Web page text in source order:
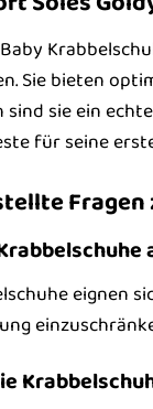
Sie bieten
sind sie ein
für seine
eignen